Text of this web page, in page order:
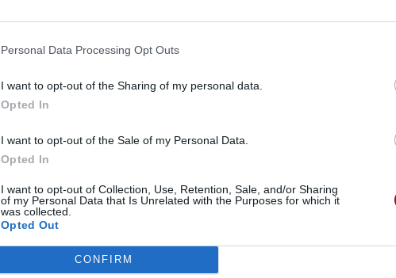
Personal Data Processing Opt Outs
I want to opt-out of the Sharing of my personal data.
Opted In
I want to opt-out of the Sale of my Personal Data.
Opted In
I want to opt-out of Collection, Use, Retention, Sale, and/or Sharing
of my Personal Data that Is Unrelated with the Purposes for which it
was collected.
Opted Out
CONFIRM